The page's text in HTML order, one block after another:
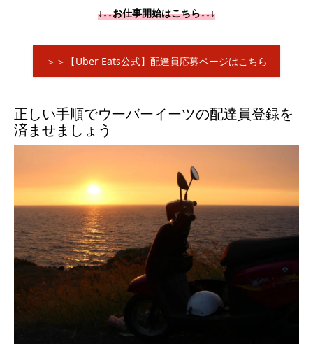
↓↓↓お仕事開始はこちら↓↓↓
＞＞【Uber Eats公式】配達員応募ページはこちら
正しい手順でウーバーイーツの配達員登録を
済ませましょう